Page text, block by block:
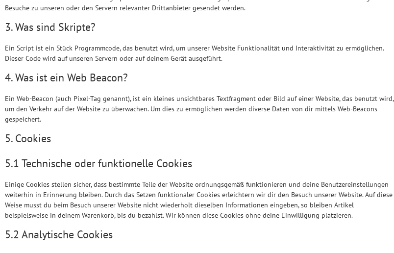
Besuche zu unseren oder den Servern relevanter Drittanbieter gesendet werden.
3. Was sind Skripte?
Ein Script ist ein Stück Programmcode, das benutzt wird, um unserer Website Funktionalität und Interaktivität zu ermöglichen.
Dieser Code wird auf unseren Servern oder auf deinem Gerät ausgeführt.
4. Was ist ein Web Beacon?
Ein Web-Beacon (auch Pixel-Tag genannt), ist ein kleines unsichtbares Textfragment oder Bild auf einer Website, das benutzt wird,
um den Verkehr auf der Website zu überwachen. Um dies zu ermöglichen werden diverse Daten von dir mittels Web-Beacons
gespeichert.
5. Cookies
5.1 Technische oder funktionelle Cookies
Einige Cookies stellen sicher, dass bestimmte Teile der Website ordnungsgemäß funktionieren und deine Benutzereinstellungen
weiterhin in Erinnerung bleiben. Durch das Setzen funktionaler Cookies erleichtern wir dir den Besuch unserer Website. Auf diese
Weise musst du beim Besuch unserer Website nicht wiederholt dieselben Informationen eingeben, so bleiben Artikel
beispielsweise in deinem Warenkorb, bis du bezahlst. Wir können diese Cookies ohne deine Einwilligung platzieren.
5.2 Analytische Cookies